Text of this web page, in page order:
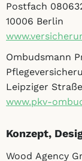
Postfach
10006 Berlin
Ombudsmann
Leipziger Straße
www.pkv-
Konzept,
Wood Agency